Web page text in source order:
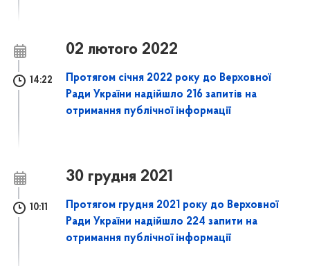
02 лютого 2022
14:22
Протягом січня 2022 року до Верховної
Ради України надійшло 216 запитів на
отримання публічної інформації
30 грудня 2021
10:11
Протягом грудня 2021 року до Верховної
Ради України надійшло 224 запити на
отримання публічної інформації